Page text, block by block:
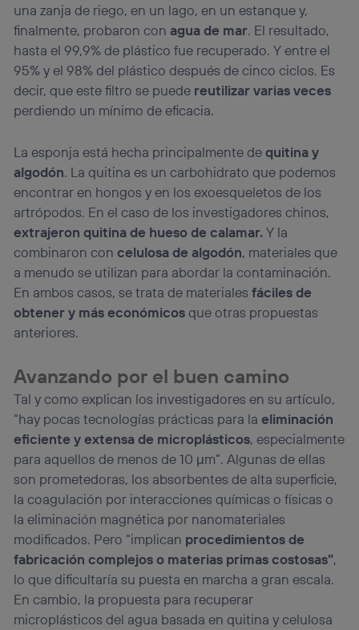
una zanja de riego, en un lago, en un estanque y,
finalmente, probaron con agua de mar. El resultado,
hasta el 99,9% de plástico fue recuperado. Y entre el
95% y el 98% del plástico después de cinco ciclos. Es
decir, que este filtro se puede reutilizar varias veces
perdiendo un mínimo de eficacia.
La esponja está hecha principalmente dequitina y
algodón. La quitina es un carbohidrato que podemos
encontrar en hongos y en los exoesqueletos de los
artrópodos. En el caso de los investigadores chinos,
extrajeron quitina de hueso de calamar.Y la
combinaron concelulosa de algodón, materiales que
a menudo se utilizan para abordar la contaminación.
En ambos casos, se trata de materialesfáciles de
obtener y más económicosque otras propuestas
anteriores.
Avanzando por el buen camino
Tal y como explican los investigadores en su artículo,
“hay pocas tecnologías prácticas para laeliminación
eficiente y extensa de microplásticos, especialmente
para aquellos de menos de 10 μm”. Algunas de ellas
son prometedoras, los absorbentes de alta superficie,
la coagulación por interacciones químicas o físicas o
la eliminación magnética por nanomateriales
modificados. Pero “implican procedimientos de
fabricación complejos o materias primas costosas”,
lo que dificultaría su puesta en marcha a gran escala.
En cambio, la propuesta para recuperar
microplásticos del agua basada en quitina y celulosa